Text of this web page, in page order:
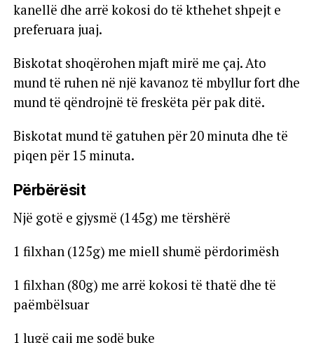
kanellë dhe arrë kokosi do të kthehet shpejt e
preferuara juaj.
Biskotat shoqërohen mjaft mirë me çaj. Ato
mund të ruhen në një kavanoz të mbyllur fort dhe
mund të qëndrojnë të freskëta për pak ditë.
Biskotat mund të gatuhen për 20 minuta dhe të
piqen për 15 minuta.
Përbërësit
Një gotë e gjysmë (145g) me tërshërë
1 filxhan (125g) me miell shumë përdorimësh
1 filxhan (80g) me arrë kokosi të thatë dhe të
paëmbëlsuar
1 lugë çaji me sodë buke